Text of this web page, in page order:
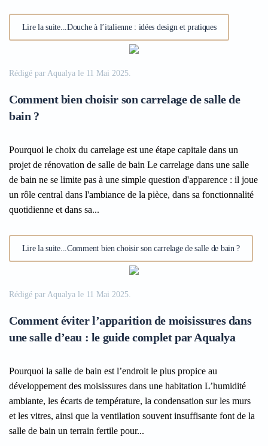
Lire la suite...Douche à l’italienne : idées design et pratiques
Rédigé par Aqualya le 11 Mai 2025.
Comment bien choisir son carrelage de salle de
bain ?
Pourquoi le choix du carrelage est une étape capitale dans un
projet de rénovation de salle de bain Le carrelage dans une salle
de bain ne se limite pas à une simple question d'apparence : il joue
un rôle central dans l'ambiance de la pièce, dans sa fonctionnalité
quotidienne et dans sa...
Lire la suite...Comment bien choisir son carrelage de salle de bain ?
Rédigé par Aqualya le 11 Mai 2025.
Comment éviter l’apparition de moisissures dans
une salle d’eau : le guide complet par Aqualya
Pourquoi la salle de bain est l’endroit le plus propice au
développement des moisissures dans une habitation L’humidité
ambiante, les écarts de température, la condensation sur les murs
et les vitres, ainsi que la ventilation souvent insuffisante font de la
salle de bain un terrain fertile pour...